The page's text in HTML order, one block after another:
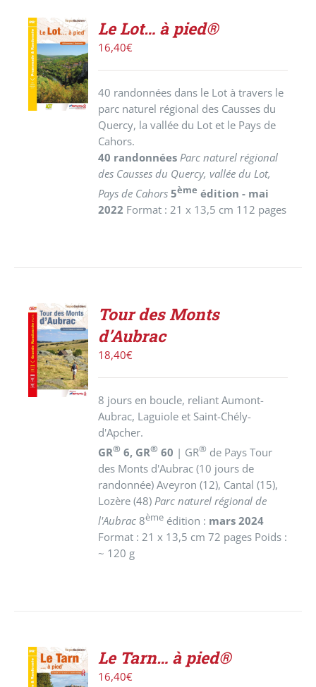
AJOUTER
AU
PANIER
/
DÉTAILS
Le Lot… à pied®
16,40€
40 randonnées dans le Lot à travers le
parc naturel régional des Causses du
Quercy, la vallée du Lot et le Pays de
Cahors.
40 randonnées Parc naturel régional
des Causses du Quercy, vallée du Lot,
Pays de Cahors 5ème édition - mai
2022 Format : 21 x 13,5 cm 112 pages
AJOUTER
AU
PANIER
/
DÉTAILS
Tour des Monts
d’Aubrac
18,40€
8 jours en boucle, reliant Aumont-
Aubrac, Laguiole et Saint-Chély-
d'Apcher.
GR® 6, GR® 60 | GR® de Pays Tour
des Monts d'Aubrac (10 jours de
randonnée) Aveyron (12), Cantal (15),
Lozère (48)Parc naturel régional de
l'Aubrac 8ème édition : mars 2024
Format : 21 x 13,5 cm 72 pages Poids :
~ 120 g
AJOUTER
AU
Le Tarn… à pied®
16,40€